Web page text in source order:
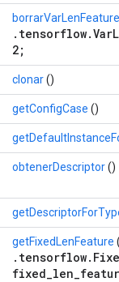
borrarVarLenFeature
2;
clonar()
getConfigCase ()
obtenerDescriptor()
getFixedLenFeature